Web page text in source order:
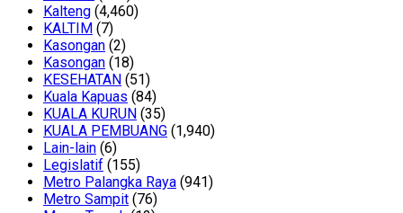
Kalteng (4,460)
KALTIM (7)
Kasongan (2)
Kasongan (18)
KESEHATAN (51)
Kuala Kapuas (84)
KUALA KURUN (35)
KUALA PEMBUANG (1,940)
Lain-lain (6)
Legislatif (155)
Metro Palangka Raya (941)
Metro Sampit (76)